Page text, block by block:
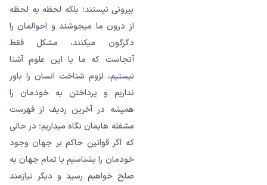
بیرونی نیستند؛ بلکه لحظه به لحظه
از درون ما میجوشند و احوالمان را
دگرگون میکنند، مشکل فقط
آنجاست که ما با این علوم آشنا
نیستیم، لزوم شناخت انسان را باور
نداریم و پرداختن به خودمان را
همیشه در آخرین ردیف از فهرست
مشغله هایمان نگاه میداریم؛ در حالی
که اگر قوانین حاکم بر جهان وجود
خودمان را بشناسیم با تمام جهان به
صلح خواهیم رسید و دیگر نیازمند